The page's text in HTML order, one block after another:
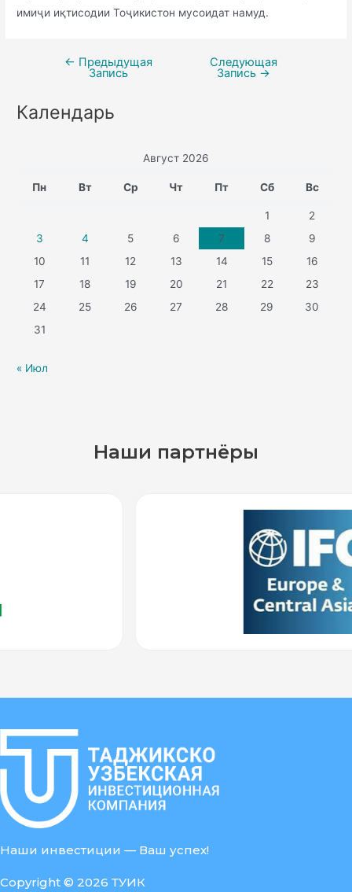
имиҷи иқтисодии Тоҷикистон мусоидат намуд.
← Предыдущая
Запись
Следующая
Запись →
Календарь
Август 2026
Пн Вт Ср Чт Пт Сб Вс
1
2
3
4 5 6 7 8
9
10
11 12 13 14 15
16
17
18 19 20 21 22
23
24
25 26 27 28 29
30
31
« Июл
Наши партнёры
Наши инвестиции — Ваш успех!
Copyright © 2026 ТУИК